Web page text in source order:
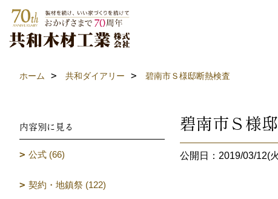
ホーム 共和ダイアリー 碧南市Ｓ様邸断熱検査
碧南市Ｓ様
公開日：2019/03/12(
内容別に見る
公式 (66)
契約・地鎮祭 (122)